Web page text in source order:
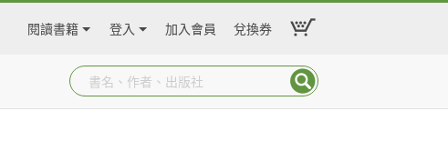
閱讀書籍 登入 加入會員 兌換券